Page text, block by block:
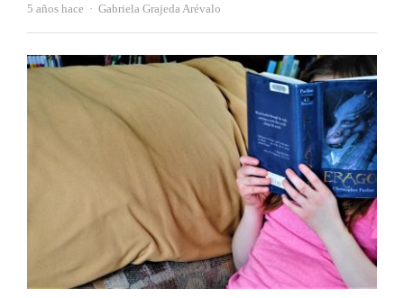
5 años hace Autor
Gabriela Grajeda Arévalo